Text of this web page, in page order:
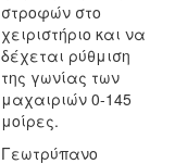
στροφών στο
χειριστήριο και να
δέχεται ρύθμιση
της γωνίας των
μαχαιριών 0-145
μοίρες.
Γεωτρύπανο